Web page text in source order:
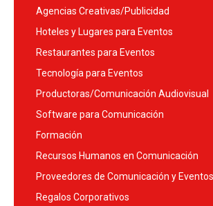
Agencias Creativas/Publicidad
Hoteles y Lugares para Eventos
Restaurantes para Eventos
Tecnología para Eventos
Productoras/Comunicación Audiovisual
Software para Comunicación
Formación
Recursos Humanos en Comunicación
Proveedores de Comunicación y Eventos
Regalos Corporativos